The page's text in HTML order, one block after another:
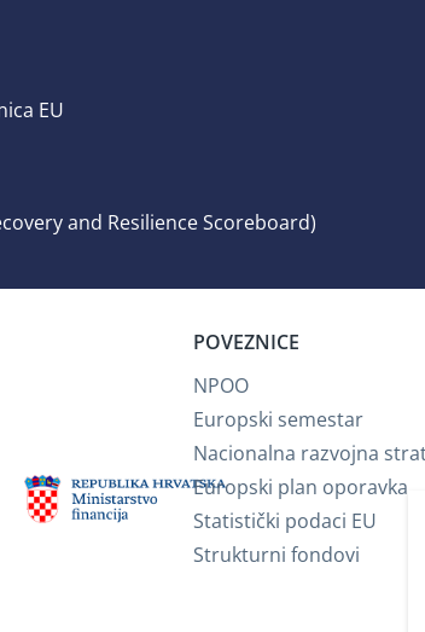
EU
and Resilience Scoreboard)
POVEZNICE
NPOO
Europski semestar
Nacionalna razvojna
Europski plan oporavka
Statistički podaci EU
Strukturni fondovi